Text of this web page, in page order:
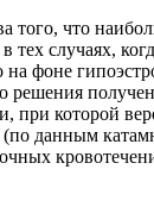
того, что
тех случаях,
на фоне
решения
при которой
данным